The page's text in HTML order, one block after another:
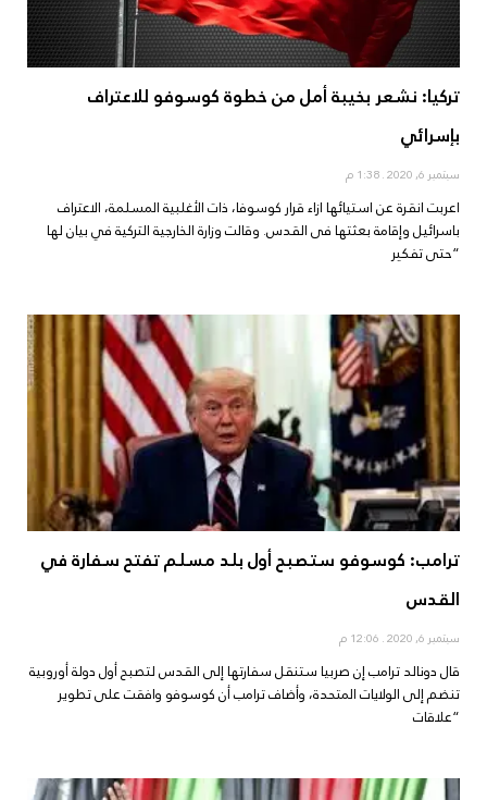
تركيا: نشعر بخيبة أمل من خطوة كوسوفو للاعتراف
بإسرائي
سبتمبر 6, 2020
اعربت انقرة عن استيائها ازاء قرار كوسوفا، ذات الأغلبية المسلمة، الاعتراف
باسرائيل وإقامة بعثتها فى القدس. وقالت وزارة الخارجية التركية في بيان لها
“حتى تفكير
ترامب: كوسوفو ستصبح أول بلد مسلم تفتح سفارة في
القدس
سبتمبر 6, 2020
قال دونالد ترامب إن صربيا ستنقل سفارتها إلى القدس لتصبح أول دولة أوروبية
تنضم إلى الولايات المتحدة، وأضاف ترامب أن كوسوفو وافقت على تطوير
“علاقات